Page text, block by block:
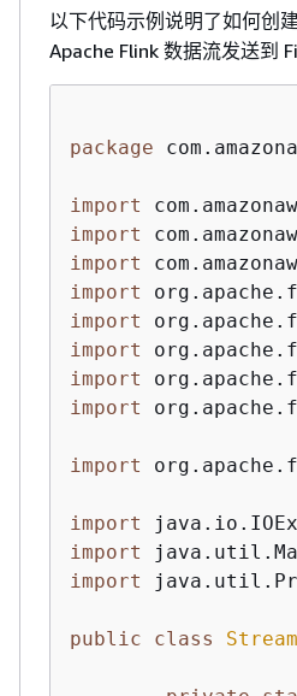
以下代码示例说明了如何创
Apache Flink 数据流发送到
package
import
import
import
import
import
import
import
import
import
import
import
import
public class